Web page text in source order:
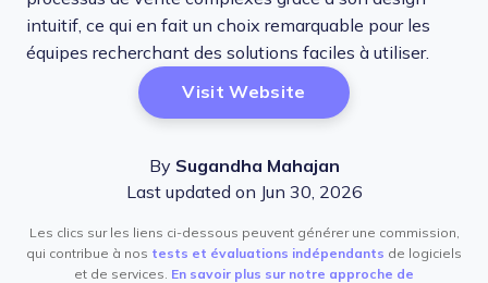
intuitif, ce qui en fait un choix remarquable pour les
équipes recherchant des solutions faciles à utiliser.
Visit Website Opens New Window
By Sugandha Mahajan
Last updated on Jun 30, 2026
Les clics sur les liens ci-dessous peuvent générer une commission,
qui contribue à nos tests et évaluations indépendants de logiciels
et de services. En savoir plus sur notre approche de